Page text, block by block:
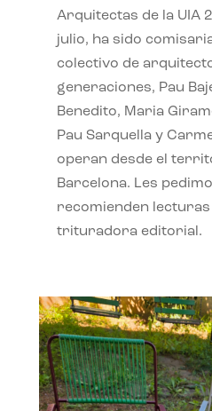
Arquitectas de la UIA
julio, ha sido
colectivo de
generaciones, Pau
Benedito, Maria
Pau Sarquella y
operan desde el
Barcelona. Les
recomienden
trituradora editorial.